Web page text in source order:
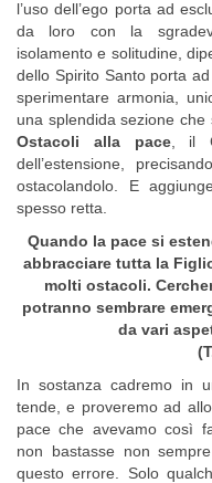
l’uso dell’ego porta ad
da loro con la
isolamento e solitudine,
dello Spirito Santo porta
sperimentare armonia,
una splendida sezione
Ostacoli alla pace, il
dell’estensione,
ostacolandolo. E
spesso retta.
Quando la pace si
abbracciare tutta la
molti ostacoli.
potranno sembrare
da vari
In sostanza cadremo in
tende, e proveremo ad
pace che avevamo così
non bastasse non
questo errore. Solo